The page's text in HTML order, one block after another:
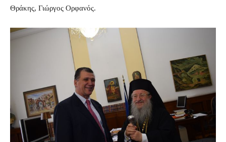
Θράκης, Γιώργος Ορφανός.